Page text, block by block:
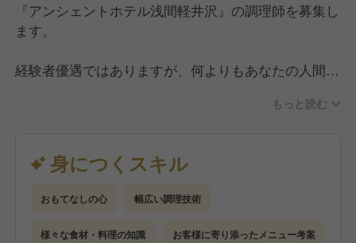
また、軽井沢という立地上、繁忙期（夏・冬・ゴール
デンウィーク）はしっかり働き、閑散期には長期休
暇…など、メリハリをつけた働き方ができるのも特徴
の一つです。
年間休日は105日で、閑散期は月10日以上(多い時は15
『アンシェントホテル浅間軽井沢』の調理師を募集し
ます。
経験者優遇ではありますが、何よりもあなたの人間性
そのため、今回は未経験の方も大歓迎です！
【具体的な業務内容】
◾️朝食・ディナーの調理業務
◾️メニューに基づいた調理業務全般
◾️食材の下処理・仕込み
◾️調理場の清掃・衛生管理
もっと読む
身につくスキル
おもてなしの心 幅広い調理技術
様々な食材・料理の知識 お客様に寄り添ったメニュー考案